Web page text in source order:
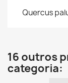
Quercus
16 outros
categoria: